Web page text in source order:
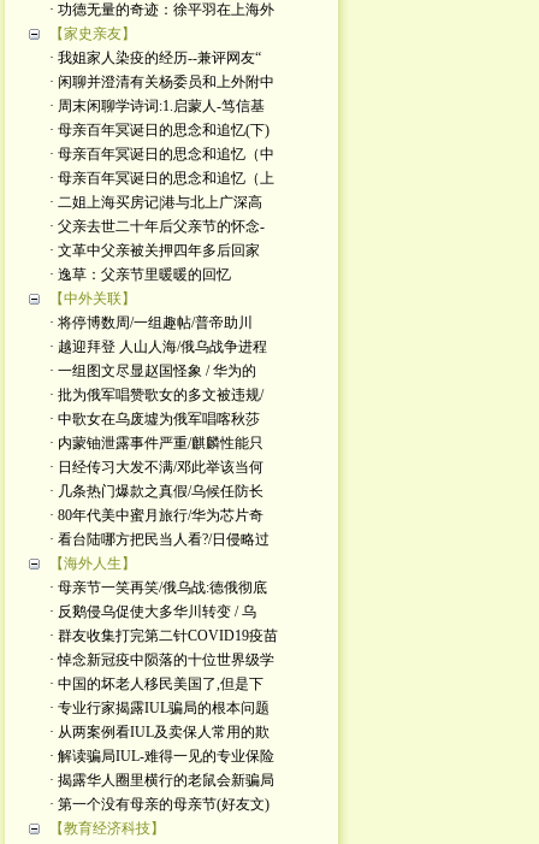
· 功德无量的奇迹：徐平羽在上海外
【家史亲友】
· 我姐家人染疫的经历--兼评网友“
· 闲聊并澄清有关杨委员和上外附中
· 周末闲聊学诗词:1.启蒙人-笃信基
· 母亲百年冥诞日的思念和追忆(下)
· 母亲百年冥诞日的思念和追忆（中
· 母亲百年冥诞日的思念和追忆（上
· 二姐上海买房记|港与北上广深高
· 父亲去世二十年后父亲节的怀念-
· 文革中父亲被关押四年多后回家
· 逸草：父亲节里暖暖的回忆
【中外关联】
· 将停博数周/一组趣帖/普帝助川
· 越迎拜登 人山人海/俄乌战争进程
· 一组图文尽显赵国怪象 / 华为的
· 批为俄军唱赞歌女的多文被违规/
· 中歌女在乌废墟为俄军唱喀秋莎
· 内蒙铀泄露事件严重/麒麟性能只
· 日经传习大发不满/邓此举该当何
· 几条热门爆款之真假/乌候任防长
· 80年代美中蜜月旅行/华为芯片奇
· 看台陆哪方把民当人看?/日侵略过
【海外人生】
· 母亲节一笑再笑/俄乌战:德俄彻底
· 反鹅侵乌促使大多华川转变 / 乌
· 群友收集打完第二针COVID19疫苗
· 悼念新冠疫中陨落的十位世界级学
· 中国的坏老人移民美国了,但是下
· 专业行家揭露IUL骗局的根本问题
· 从两案例看IUL及卖保人常用的欺
· 解读骗局IUL-难得一见的专业保险
· 揭露华人圈里横行的老鼠会新骗局
· 第一个没有母亲的母亲节(好友文)
【教育经济科技】